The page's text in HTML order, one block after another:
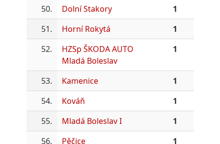
50.
Dolní Stakory
1
51.
Horní Rokytá
1
52.
HZSp ŠKODA AUTO
Mladá Boleslav
1
53. Kamenice
1
54.
Kováň
1
55.
Mladá Boleslav I
1
56.
Pěčice
1